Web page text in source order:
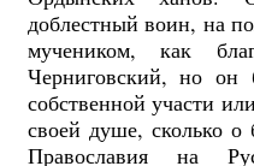
доблестный воин, на
мучеником, как
Черниговский, но
собственной участи
своей душе, сколько
Православия на